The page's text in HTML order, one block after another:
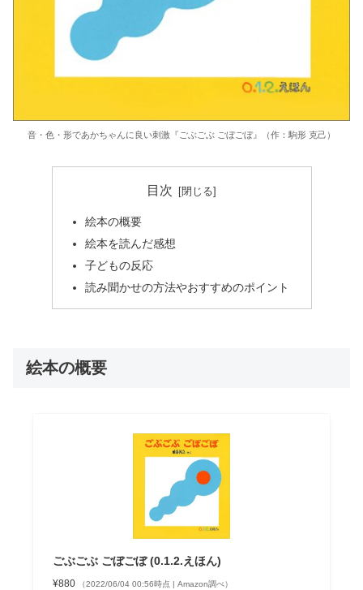
音・色・形であかちゃんに良い刺激『ごぶごぶ ごぼごぼ』（作：駒形 克己）
目次
絵本の概要
絵本を読んだ感想
子どもの反応
読み聞かせの方法やおすすめのポイント
絵本の概要
ごぶごぶ ごぼごぼ (0.1.2.えほん)
¥880 （2022/06/04 00:56時点 | Amazon調べ）